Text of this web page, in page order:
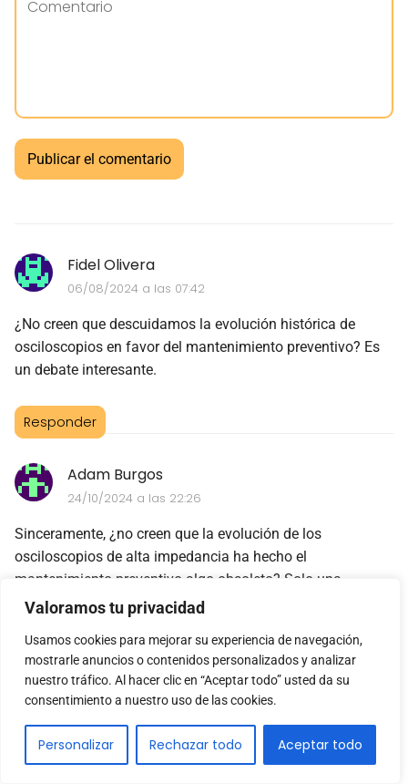
Valoramos tu privacidad
Usamos cookies para mejorar su experiencia de navegación,
mostrarle anuncios o contenidos personalizados y analizar
nuestro tráfico. Al hacer clic en “Aceptar todo” usted da su
consentimiento a nuestro uso de las cookies.
Personalizar Rechazar todo Aceptar todo
Fidel Olivera
06/08/2024 a las 07:42
¿No creen que descuidamos la evolución histórica de
osciloscopios en favor del mantenimiento preventivo? Es
un debate interesante.
Responder
Adam Burgos
24/10/2024 a las 22:26
Sinceramente, ¿no creen que la evolución de los
osciloscopios de alta impedancia ha hecho el
mantenimiento preventivo algo obsoleto? Solo una
reflexión...
Responder
París Gamero
08/11/2024 a las 04:25
¿Pero realmente es necesario tanto mantenimiento